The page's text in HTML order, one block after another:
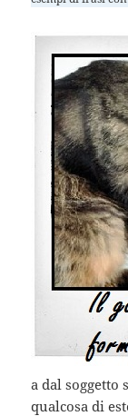
a dal soggetto
qualcosa di